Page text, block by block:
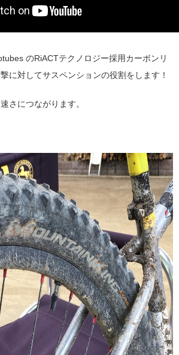
のRiACTテクノロジー採用カーボンリ
に対してサスペンションの役割をします！
さにつながります。